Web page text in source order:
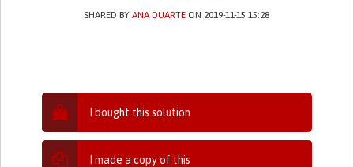
SHARED BYANA DUARTE ON 2019-11-15 15:28
I bought this solution
I made a copy of this